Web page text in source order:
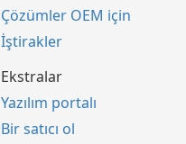
Çözümler OEM için
İştirakler
Ekstralar
Yazılım portalı
Bir satıcı ol